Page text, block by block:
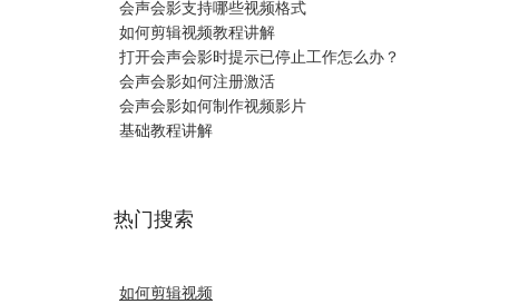
会声会影支持哪些视频格式
如何剪辑视频教程讲解
打开会声会影时提示已停止工作怎么办？
会声会影如何注册激活
会声会影如何制作视频影片
基础教程讲解
热门搜索
如何剪辑视频